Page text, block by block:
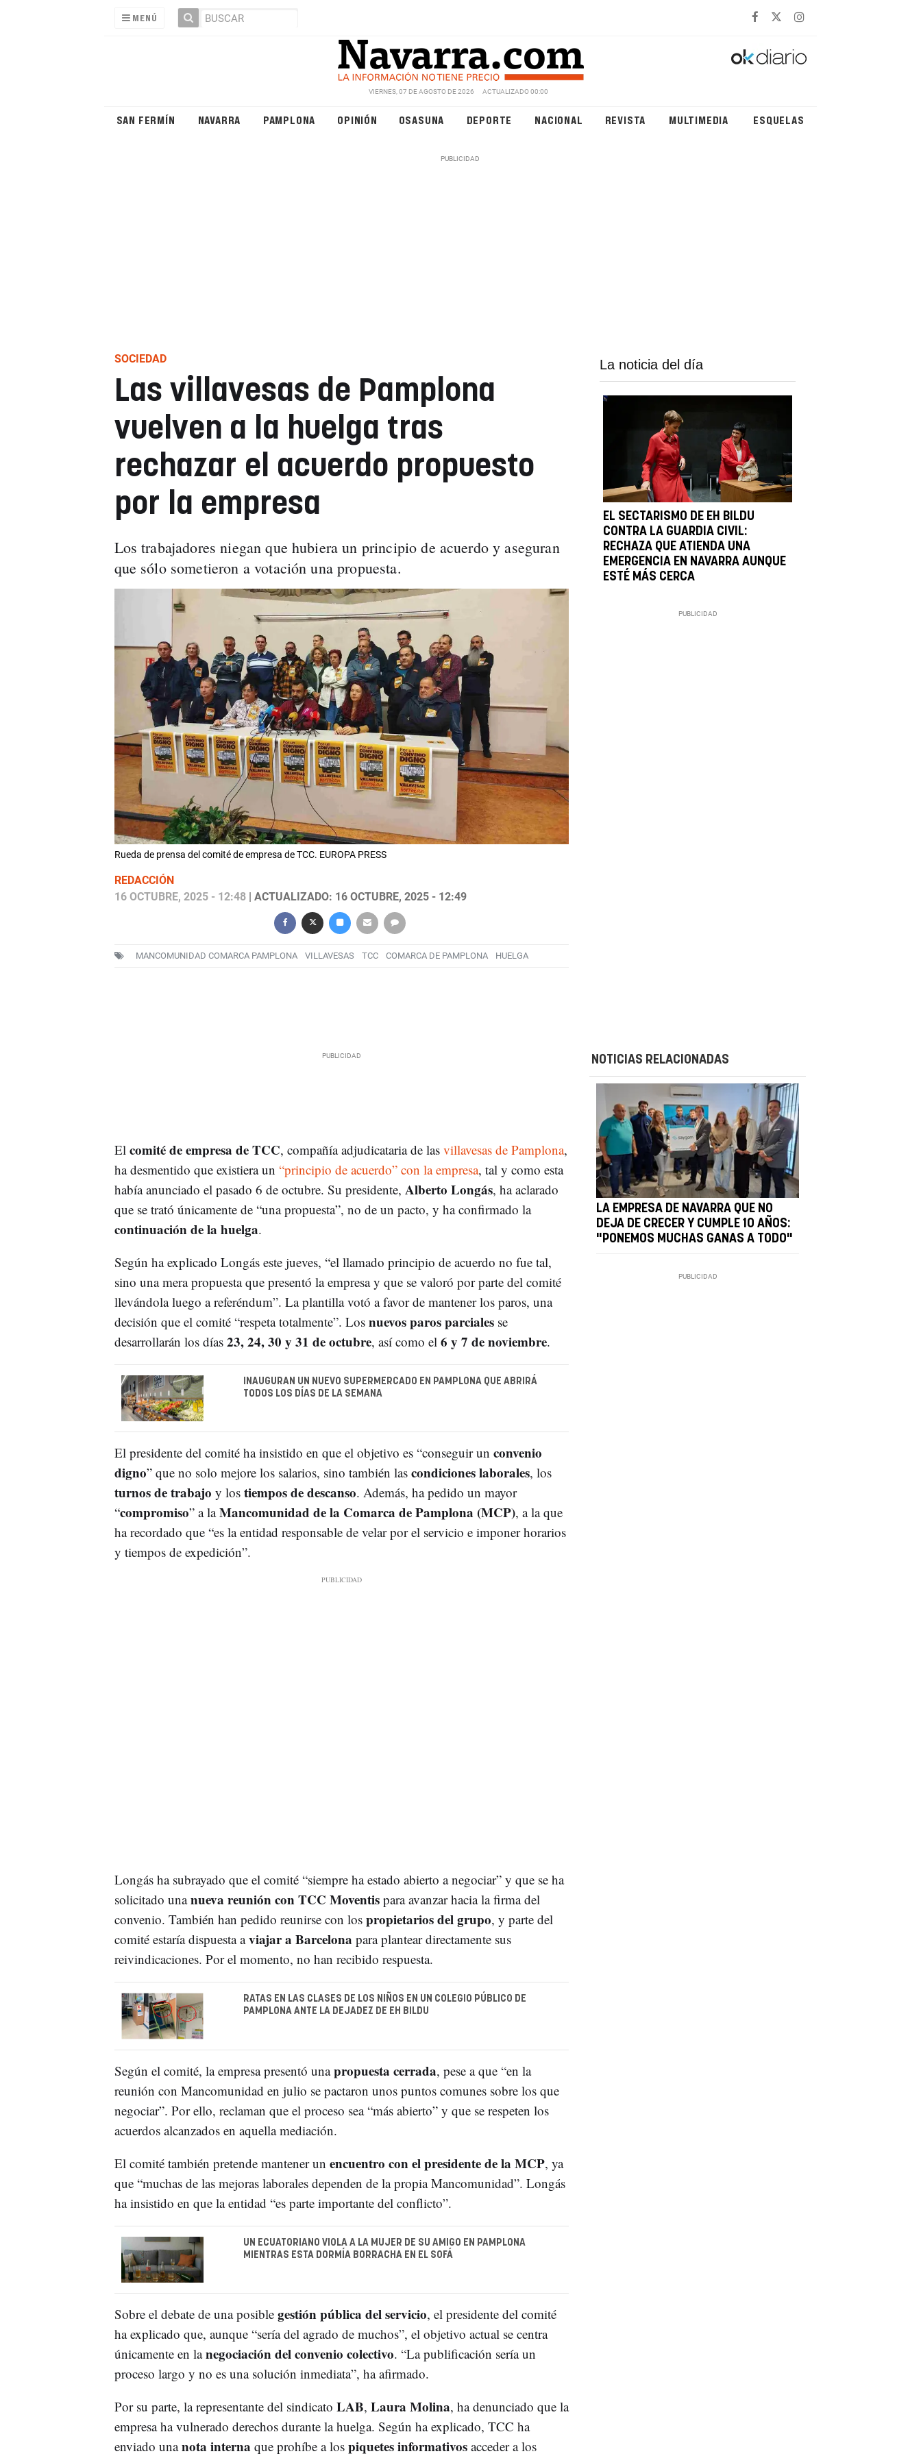
MENÚ
VIERNES, 07 DE AGOSTO DE 2026 ACTUALIZADO 00:00
SAN FERMÍN NAVARRA PAMPLONA OPINIÓN OSASUNA DEPORTE NACIONAL REVISTA MULTIMEDIA ESQUELAS
SOCIEDAD
Las villavesas de Pamplona
vuelven a la huelga tras
rechazar el acuerdo propuesto
por la empresa
Los trabajadores niegan que hubiera un principio de acuerdo y aseguran
que sólo sometieron a votación una propuesta.
Rueda de prensa del comité de empresa de TCC. EUROPA PRESS
REDACCIÓN
16 OCTUBRE, 2025 - 12:48| ACTUALIZADO: 16 OCTUBRE, 2025 - 12:49
MANCOMUNIDAD COMARCA PAMPLONA VILLAVESAS TCC COMARCA DE PAMPLONA HUELGA
La noticia del día
EL SECTARISMO DE EH BILDU
CONTRA LA GUARDIA CIVIL:
RECHAZA QUE ATIENDA UNA
EMERGENCIA EN NAVARRA AUNQUE
ESTÉ MÁS CERCA
El comité de empresa de TCC, compañía adjudicataria de las villavesas de Pamplona,
ha desmentido que existiera un “principio de acuerdo” con la empresa, tal y como esta
había anunciado el pasado 6 de octubre. Su presidente, Alberto Longás, ha aclarado
que se trató únicamente de “una propuesta”, no de un pacto, y ha confirmado la
continuación de la huelga.
Según ha explicado Longás este jueves, “el llamado principio de acuerdo no fue tal,
sino una mera propuesta que presentó la empresa y que se valoró por parte del comité
llevándola luego a referéndum”. La plantilla votó a favor de mantener los paros, una
decisión que el comité “respeta totalmente”. Los nuevos paros parcialesse
desarrollarán los días 23, 24, 30 y 31 de octubre, así como el 6 y 7 de noviembre.
INAUGURAN UN NUEVO SUPERMERCADO EN PAMPLONA QUE ABRIRÁ
TODOS LOS DÍAS DE LA SEMANA
El presidente del comité ha insistido en que el objetivo es “conseguir un convenio
digno” que no solo mejore los salarios, sino también las condiciones laborales, los
turnos de trabajo y los tiempos de descanso. Además, ha pedido un mayor
“compromiso” a laMancomunidad de la Comarca de Pamplona (MCP), a la que
ha recordado que “es la entidad responsable de velar por el servicio e imponer horarios
y tiempos de expedición”.
Longás ha subrayado que el comité “siempre ha estado abierto a negociar” y que se ha
solicitado unanueva reunión con TCC Moventispara avanzar hacia la firma del
convenio. También han pedido reunirse con los propietarios del grupo, y parte del
comité estaría dispuesta aviajar a Barcelona para plantear directamente sus
reivindicaciones. Por el momento, no han recibido respuesta.
RATAS EN LAS CLASES DE LOS NIÑOS EN UN COLEGIO PÚBLICO DE
PAMPLONA ANTE LA DEJADEZ DE EH BILDU
Según el comité, la empresa presentó unapropuesta cerrada, pese a que “en la
reunión con Mancomunidad en julio se pactaron unos puntos comunes sobre los que
negociar”. Por ello, reclaman que el proceso sea “más abierto” y que se respeten los
acuerdos alcanzados en aquella mediación.
El comité también pretende mantener un encuentro con el presidente de la MCP, ya
que “muchas de las mejoras laborales dependen de la propia Mancomunidad”. Longás
ha insistido en que la entidad “es parte importante del conflicto”.
UN ECUATORIANO VIOLA A LA MUJER DE SU AMIGO EN PAMPLONA
MIENTRAS ESTA DORMÍA BORRACHA EN EL SOFÁ
Sobre el debate de una posible gestión pública del servicio, el presidente del comité
ha explicado que, aunque “sería del agrado de muchos”, el objetivo actual se centra
únicamente en lanegociación del convenio colectivo. “La publificación sería un
proceso largo y no es una solución inmediata”, ha afirmado.
Por su parte, la representante del sindicato LAB, Laura Molina, ha denunciado que la
empresa ha vulnerado derechos durante la huelga. Según ha explicado, TCC ha
enviado unanota interna que prohíbe a los piquetes informativosacceder a los
NOTICIAS RELACIONADAS
LA EMPRESA DE NAVARRA QUE NO
DEJA DE CRECER Y CUMPLE 10 AÑOS:
"PONEMOS MUCHAS GANAS A TODO"